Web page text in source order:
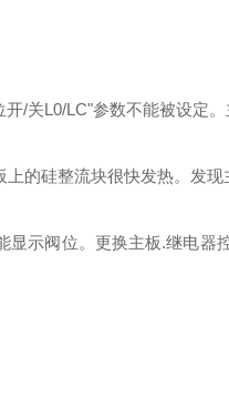
/关L0/LC"参数不能被设定。
的硅整流块很快发热。发现
示阀位。更换主板.继电器